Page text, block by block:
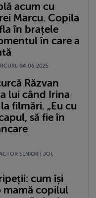
acum cu
Marcu. Copila
în brațele
în care a
04.06.2025
Răzvan
lui când Irina
filmări. „Eu cu
să fie în
SENIOR | JOI,
cum își
mamă copilul